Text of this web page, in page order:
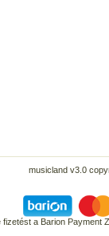
musicland v3.0
fizetést a Barion Payment